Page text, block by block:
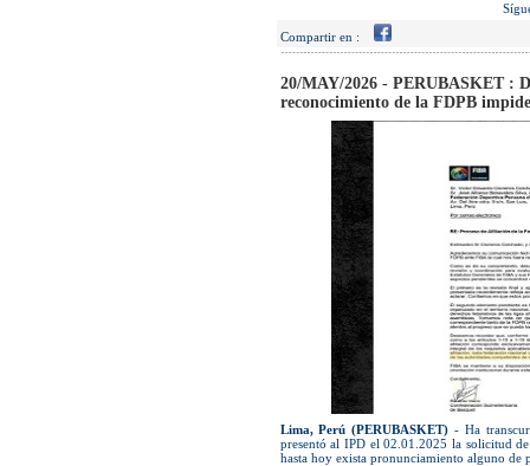
Compartir en :
20/MAY/2026 - PERUBASKET :
reconocimiento de la FDPB
Lima, Perú (PERUBASKET) - Ha
presentó al IPD el 02.01.2025 la solicitud
hasta hoy exista pronunciamiento alguno de